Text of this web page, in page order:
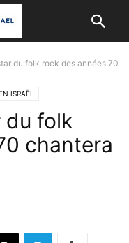
du folk rock des années 70
ISRAËL
du folk
chantera